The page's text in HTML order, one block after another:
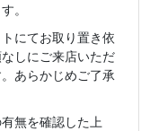
。
にてお取り置き依
しにご来店いただ
あらかじめご了承
無を確認した上